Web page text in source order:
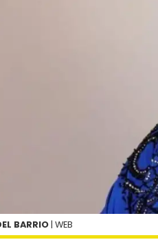
BARRIO | WEB